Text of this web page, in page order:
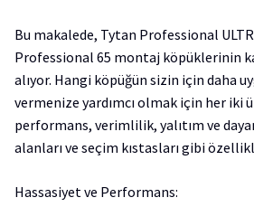
Bu makalede, Tytan Professional
Professional 65 montaj köpüklerinin
alıyor. Hangi köpüğün sizin için daha
vermenize yardımcı olmak için her iki
performans, verimlilik, yalıtım ve
alanları ve seçim kıstasları gibi
Hassasiyet ve Performans: